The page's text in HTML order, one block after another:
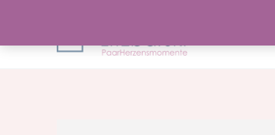
springen